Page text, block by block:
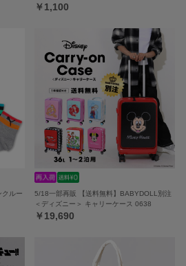
￥1,100
ルー
5/18一部再販 【送料無料】BABYDOLL別注
＜ディズニー＞ キャリーケース 0638
￥19,690